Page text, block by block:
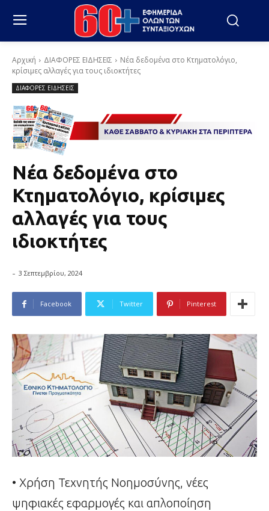
Αρχική ΔΙΑΦΟΡΕΣ ΕΙΔΗΣΕΙΣ
Νέα δεδομένα στο Κτηματολόγιο,
κρίσιμες αλλαγές για τους ιδιοκτήτες
ΔΙΑΦΟΡΕΣ ΕΙΔΗΣΕΙΣ
Νέα δεδομένα στο
Κτηματολόγιο, κρίσιμες
αλλαγές για τους
ιδιοκτήτες
- 3 Σεπτεμβρίου, 2024
Facebook Twitter Pinterest
• Χρήση Τεχνητής Νοημοσύνης, νέες
ψηφιακές εφαρμογές και απλοποίηση